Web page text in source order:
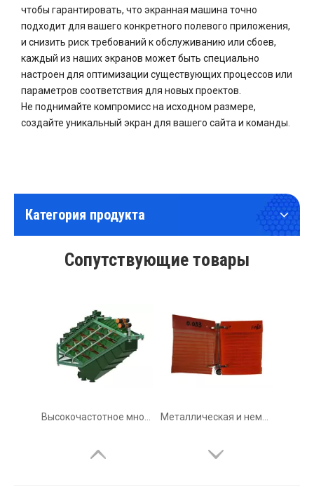
чтобы гарантировать, что экранная машина точно
подходит для вашего конкретного полевого приложения,
и снизить риск требований к обслуживанию или сбоев,
каждый из наших экранов может быть специально
настроен для оптимизации существующих процессов или
параметров соответствия для новых проектов.
Не поднимайте компромисс на исходном размере,
создайте уникальный экран для вашего сайта и команды.
Категория продукта
Сопутствующие товары
Сверхмощный линейный вибрационный грохот, мокрый грохот